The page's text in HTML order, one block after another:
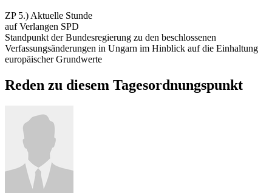
ZP 5.) Aktuelle Stunde
auf Verlangen SPD
Standpunkt der Bundesregierung zu den beschlossenen
Verfassungsänderungen in Ungarn im Hinblick auf die Einhaltung
europäischer Grundwerte
Reden zu diesem Tagesordnungspunkt